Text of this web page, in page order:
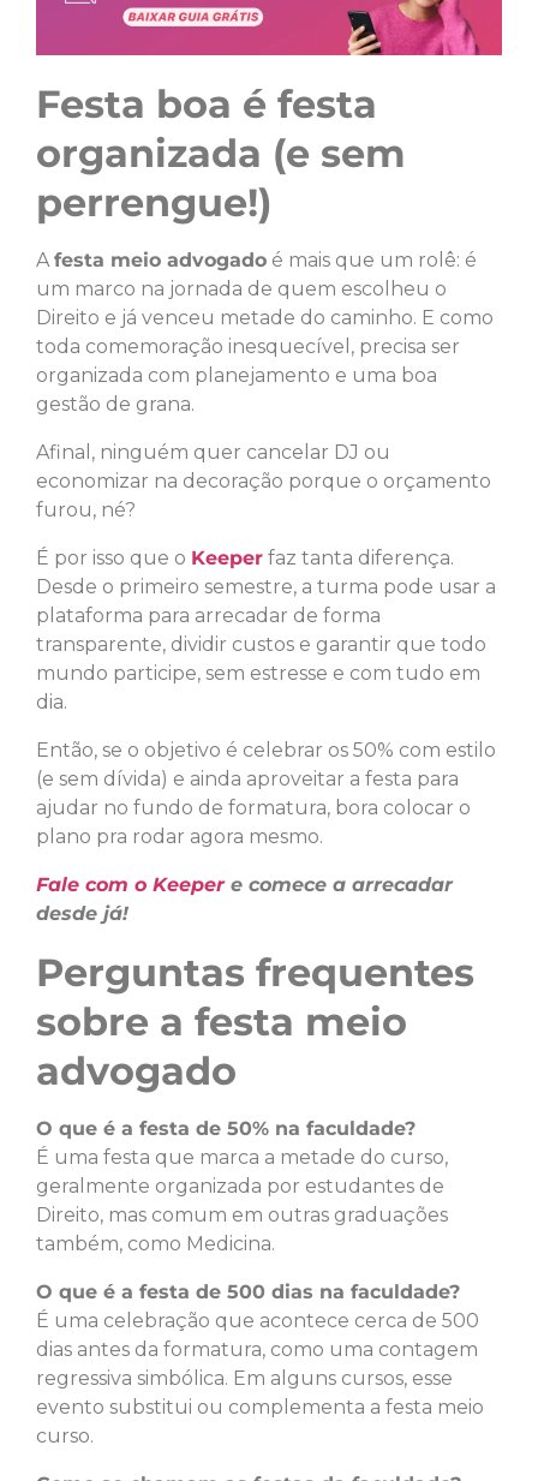
Festa boa é festa
organizada (e sem
perrengue!)
Afesta meio advogado é mais que um rolê: é
um marco na jornada de quem escolheu o
Direito e já venceu metade do caminho. E como
toda comemoração inesquecível, precisa ser
organizada com planejamento e uma boa
gestão de grana.
Afinal, ninguém quer cancelar DJ ou
economizar na decoração porque o orçamento
furou, né?
É por isso que o Keeper faz tanta diferença.
Desde o primeiro semestre, a turma pode usar a
plataforma para arrecadar de forma
transparente, dividir custos e garantir que todo
mundo participe, sem estresse e com tudo em
dia.
Então, se o objetivo é celebrar os 50% com estilo
(e sem dívida) e ainda aproveitar a festa para
ajudar no fundo de formatura, bora colocar o
plano pra rodar agora mesmo.
Fale com o Keepere comece a arrecadar
desde já!
Perguntas frequentes
sobre a festa meio
advogado
O que é a festa de 50% na faculdade?
É uma festa que marca a metade do curso,
geralmente organizada por estudantes de
Direito, mas comum em outras graduações
também, como Medicina.
O que é a festa de 500 dias na faculdade?
É uma celebração que acontece cerca de 500
dias antes da formatura, como uma contagem
regressiva simbólica. Em alguns cursos, esse
evento substitui ou complementa a festa meio
curso.